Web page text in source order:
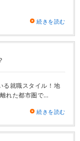
続きを読む
る就職スタイル！地
れた都市圏で…
続きを読む